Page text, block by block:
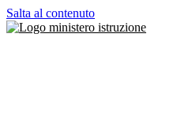
Salta al contenuto